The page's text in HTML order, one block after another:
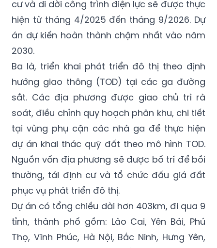
ngân sách và di dời hạ tầng kỹ thuật bị ảnh
hưởng. Công tác bồi thường, hỗ trợ, tái định
cư và di dời công trình điện lực sẽ được thực
hiện từ tháng 4/2025 đến tháng 9/2026. Dự
án dự kiến hoàn thành chậm nhất vào năm
2030.
Ba là, triển khai phát triển đô thị theo định
hướng giao thông (TOD) tại các ga đường
sắt. Các địa phương được giao chủ trì rà
soát, điều chỉnh quy hoạch phân khu, chi tiết
tại vùng phụ cận các nhà ga để thực hiện
dự án khai thác quỹ đất theo mô hình TOD.
Nguồn vốn địa phương sẽ được bố trí để bồi
thường, tái định cư và tổ chức đấu giá đất
phục vụ phát triển đô thị.
Dự án có tổng chiều dài hơn 403km, đi qua 9